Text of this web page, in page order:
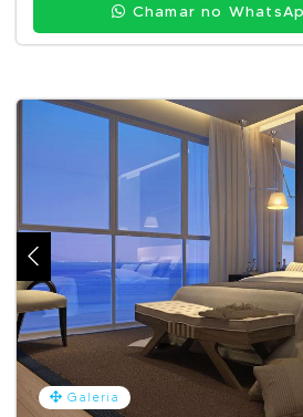
Chamar no
Galeria